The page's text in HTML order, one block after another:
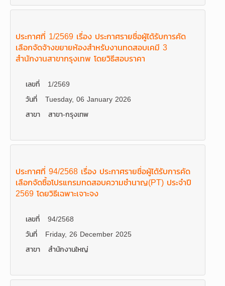
ประกาศที่ 1/2569 เรื่อง ประกาศรายชื่อผู้ได้รับการคัด
เลือกจัดจ้างขยายห้องสำหรับงานทดสอบเคมี 3
สำนักงานสาขากรุงเทพ โดยวิธีสอบราคา
เลขที่
1/2569
วันที่
Tuesday, 06 January 2026
สาขา
สาขา-กรุงเทพ
ประกาศที่ 94/2568 เรื่อง ประกาศรายชื่อผู้ได้รับการคัด
เลือกจัดซื้อโปรแกรมทดสอบความชำนาญ(PT) ประจำปี
2569 โดยวิธีเฉพาะเจาะจง
เลขที่
94/2568
วันที่
Friday, 26 December 2025
สาขา
สำนักงานใหญ่